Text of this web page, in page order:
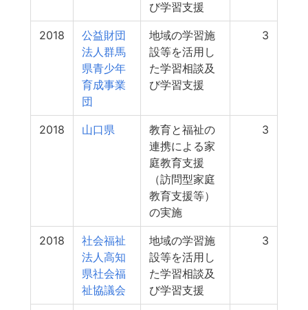
び学習支援
2018
公益財団
法人群馬
県青少年
育成事業
団
地域の学習施
設等を活用し
た学習相談及
び学習支援
3
2018 山口県
教育と福祉の
連携による家
庭教育支援
（訪問型家庭
教育支援等）
の実施
3
2018
社会福祉
法人高知
県社会福
祉協議会
地域の学習施
設等を活用し
た学習相談及
び学習支援
3